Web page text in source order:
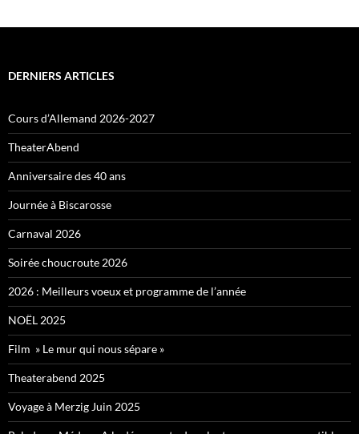
articles
DERNIERS ARTICLES
Cours d’Allemand 2026-2027
TheaterAbend
Anniversaire des 40 ans
Journée à Biscarosse
Carnaval 2026
Soirée choucroute 2026
2026 : Meilleurs voeux et programme de l’année
NOËL 2025
Film » Le mur qui nous sépare »
Theaterabend 2025
Voyage à Merzig Juin 2025